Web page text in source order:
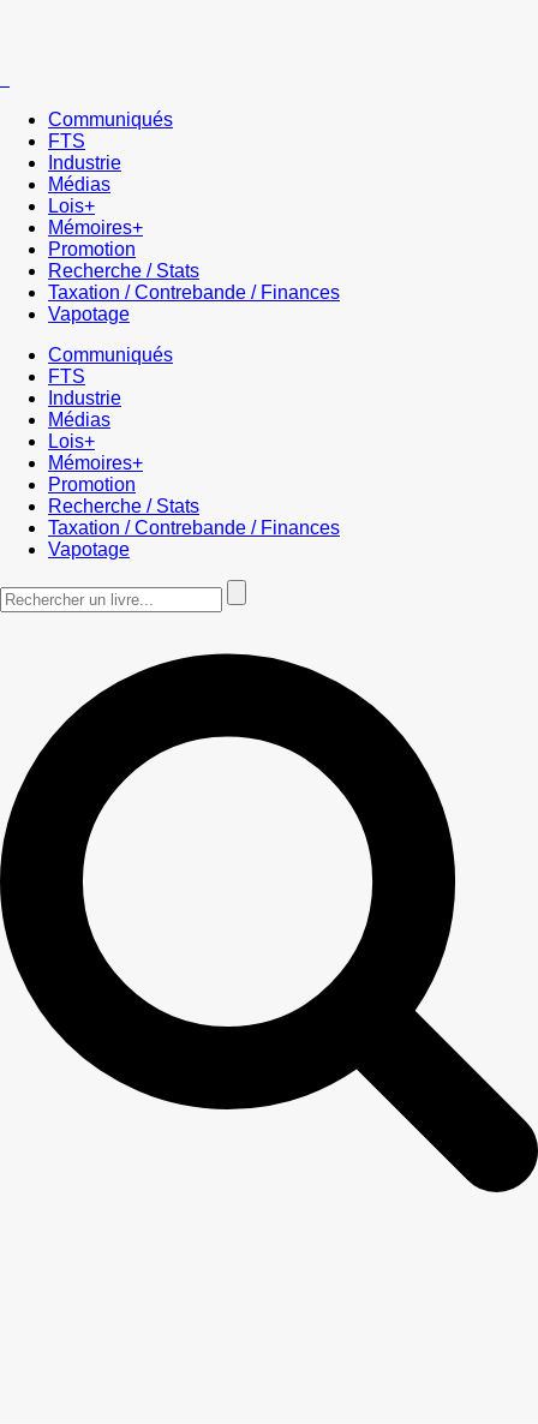
Communiqués
FTS
Industrie
Médias
Lois+
Mémoires+
Promotion
Recherche / Stats
Taxation / Contrebande / Finances
Vapotage
Communiqués
FTS
Industrie
Médias
Lois+
Mémoires+
Promotion
Recherche / Stats
Taxation / Contrebande / Finances
Vapotage